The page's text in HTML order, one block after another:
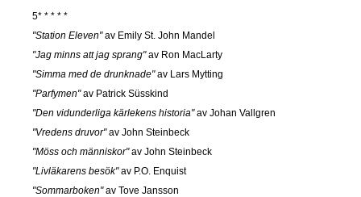
5* * * * *
"Station Eleven"av Emily St. John Mandel
"Jag minns att jag sprang"av Ron MacLarty
"Simma med de drunknade"av Lars Mytting
"Parfymen"av Patrick Süsskind
"Den vidunderliga kärlekens historia"av Johan Vallgren
"Vredens druvor"av John Steinbeck
"Möss och människor"av John Steinbeck
"Livläkarens besök"av P.O. Enquist
"Sommarboken"av Tove Jansson